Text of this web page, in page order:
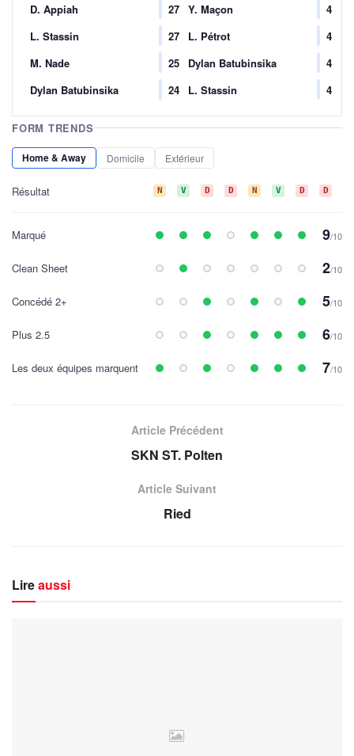
D. Appiah
27
L. Stassin
27
M. Nade
25
Dylan Batubinsika
24
Y. Maçon
4
L. Pétrot
4
Dylan Batubinsika
4
L. Stassin
4
FORM TRENDS
Home & Away Domicile Extérieur
Résultat N V D D N V D D
Marqué 9/10
Clean Sheet 2/10
Concédé 2+ 5/10
Plus 2.5 6/10
Les deux équipes marquent 7/10
Article Précédent
SKN ST. Polten
Article Suivant
Ried
Lireaussi